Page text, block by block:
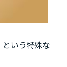
という特殊な